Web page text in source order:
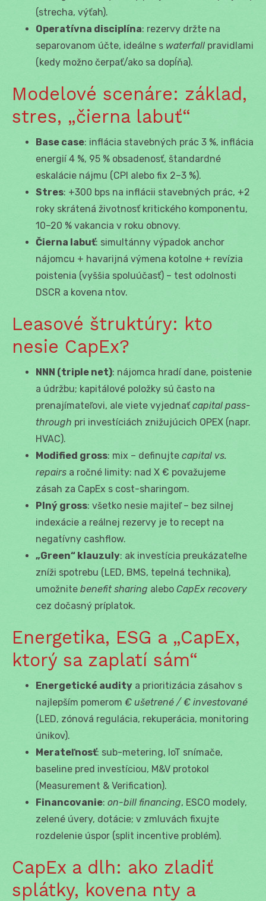
(strecha, výťah).
Operatívna disciplína: rezervy držte na
separovanom účte, ideálne s waterfall pravidlami
(kedy možno čerpať/ako sa dopĺňa).
Modelové scenáre: základ,
stres, „čierna labuť“
Base case: inflácia stavebných prác 3 %, inflácia
energií 4 %, 95 % obsadenosť, štandardné
eskalácie nájmu (CPI alebo fix 2–3 %).
Stres: +300 bps na inflácii stavebných prác, +2
roky skrátená životnosť kritického komponentu,
10–20 % vakancia v roku obnovy.
Čierna labuť: simultánny výpadok anchor
nájomcu + havarijná výmena kotolne + revízia
poistenia (vyššia spoluúčasť) – test odolnosti
DSCR a kovena ntov.
Leasové štruktúry: kto
nesie CapEx?
NNN (triple net): nájomca hradí dane, poistenie
a údržbu; kapitálové položky sú často na
prenajímateľovi, ale viete vyjednaťcapital pass-
through pri investíciách znižujúcich OPEX (napr.
HVAC).
Modified gross: mix – definujte capital vs.
repairs a ročné limity: nad X € považujeme
zásah za CapEx s cost-sharingom.
Plný gross: všetko nesie majiteľ – bez silnej
indexácie a reálnej rezervy je to recept na
negatívny cashflow.
„Green“ klauzuly: ak investícia preukázateľne
zníži spotrebu (LED, BMS, tepelná technika),
umožnite benefit sharing alebo CapEx recovery
cez dočasný príplatok.
Energetika, ESG a „CapEx,
ktorý sa zaplatí sám“
Energetické audity a prioritizácia zásahov s
najlepším pomerom € ušetrené / € investované
(LED, zónová regulácia, rekuperácia, monitoring
únikov).
Merateľnosť: sub-metering, IoT snímače,
baseline pred investíciou, M&V protokol
(Measurement & Verification).
Financovanie: on-bill financing, ESCO modely,
zelené úvery, dotácie; v zmluvách fixujte
rozdelenie úspor (split incentive problém).
CapEx a dlh: ako zladiť
splátky, kovena nty a